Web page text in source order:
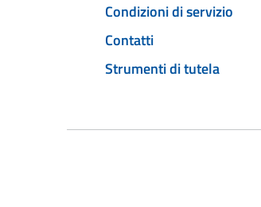
Condizioni di servizio
Contatti
Strumenti di tutela